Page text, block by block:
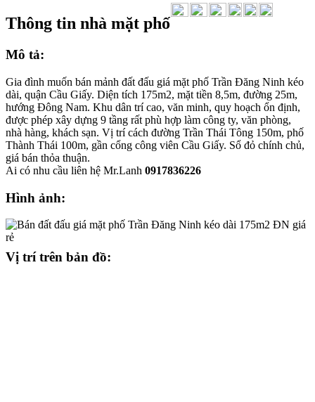
Thông tin nhà mặt phố
Mô tả:
Gia đình muốn bán mảnh đất đấu giá mặt phố Trần Đăng Ninh kéo
dài, quận Cầu Giấy. Diện tích 175m2, mặt tiền 8,5m, đường 25m,
hướng Đông Nam. Khu dân trí cao, văn minh, quy hoạch ổn định,
được phép xây dựng 9 tầng rất phù hợp làm công ty, văn phòng,
nhà hàng, khách sạn. Vị trí cách đường Trần Thái Tông 150m, phố
Thành Thái 100m, gần cổng công viên Cầu Giấy. Sổ đỏ chính chủ,
giá bán thỏa thuận.
Ai có nhu cầu liên hệ Mr.Lanh 0917836226
Hình ảnh:
Vị trí trên bản đồ: